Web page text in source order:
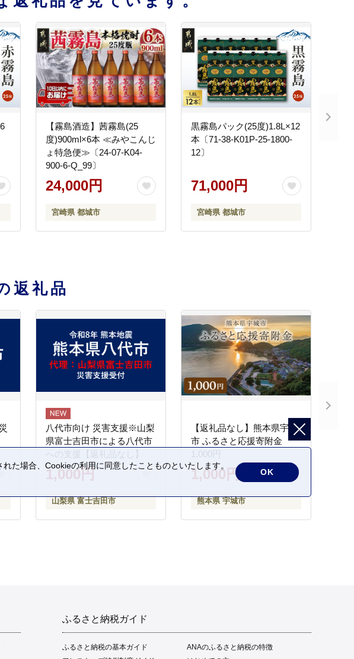
【霧島酒造】茜霧島(25
度)900ml×6本 ≪みやこんじ
ょ特急便≫〔24-07-K04-
900-6-Q_99〕
24,000円
宮崎県 都城市
黒霧島パック(25度)1.8L×12
本〔71-38-K01P-25-1800-
12〕
71,000円
宮崎県 都城市
返礼品
八代市向け 災害支援※山梨
県富士吉田市による八代市
への支援【返礼品なし】
1,000円
山梨県 富士吉田市
【返礼品なし】熊本県宇城
市 ふるさと応援寄附金
1,000円
1,000円
熊本県 宇城市
ふるさと納税ガイド
ふるさと納税の基本ガイド
ANAのふるさと納税の特徴
た場合、Cookieの利用に同意したことものといたします。
OK